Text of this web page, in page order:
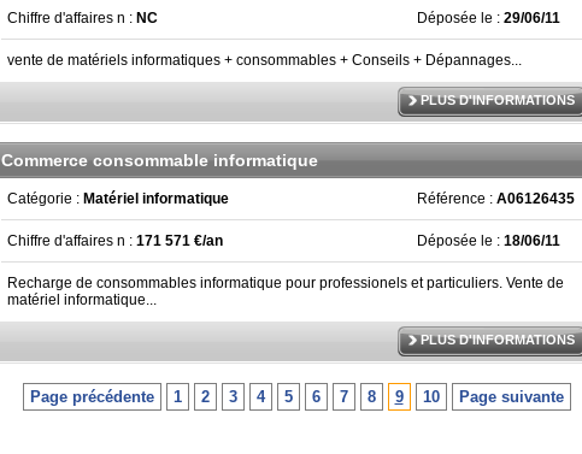
Chiffre d'affaires n : NC Déposée le : 29/06/11
vente de matériels informatiques + consommables + Conseils + Dépannages...
PLUS D'INFORMATIONS
Commerce consommable informatique
Catégorie : Matériel informatique Référence : A06126435
Chiffre d'affaires n : 171 571 €/an Déposée le : 18/06/11
Recharge de consommables informatique pour professionels et particuliers. Vente de
matériel informatique...
PLUS D'INFORMATIONS
Page précédente 1 2 3 4 5 6 7 8 9 10 Page suivante